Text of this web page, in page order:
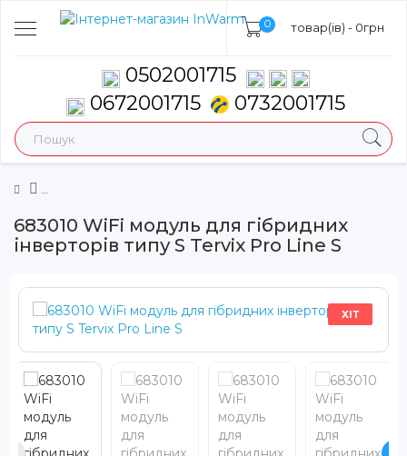
0 товар(ів) - 0грн
0502001715
0672001715
0732001715
683010 WiFi модуль для гібридних
інверторів типу S Tervix Pro Line S
ХІТ